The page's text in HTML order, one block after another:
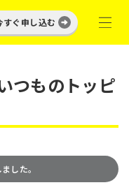
すぐ申し込む
つものトッピ
した。